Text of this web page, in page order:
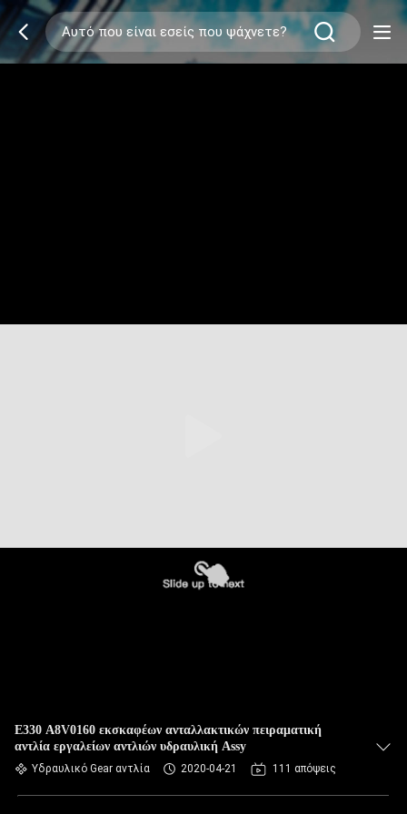
E330 A8V0160 εκσκαφέων ανταλλακτικών πειραματική
αντλία εργαλείων αντλιών υδραυλική Assy
Υδραυλικό Gear αντλία 2020-04-21 111 απόψεις